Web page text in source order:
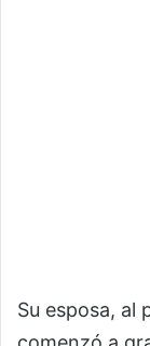
Su esposa, al